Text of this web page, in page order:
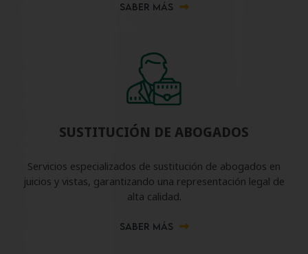
SABER MÁS
SUSTITUCIÓN DE ABOGADOS
Servicios especializados de sustitución de abogados en
juicios y vistas, garantizando una representación legal de
alta calidad.
SABER MÁS